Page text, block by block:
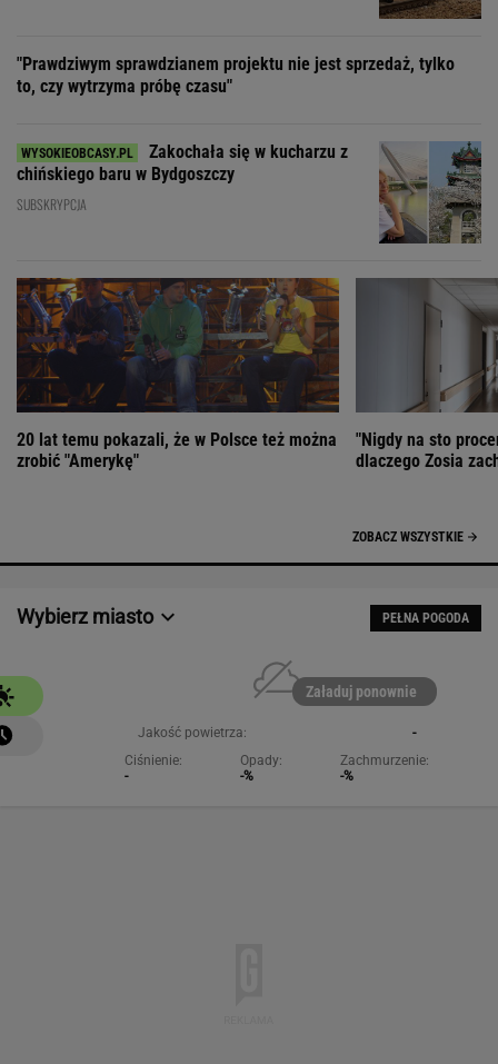
"Prawdziwym sprawdzianem projektu nie jest sprzedaż, tylko
to, czy wytrzyma próbę czasu"
Zakochała się w kucharzu z
chińskiego baru w Bydgoszczy
SUBSKRYPCJA
20 lat temu pokazali, że w Polsce też można
zrobić "Amerykę"
"Nigdy na sto
dlaczego Zosia
ZOBACZ WSZYSTKIE
Wybierz miasto PEŁNA POGODA
Załaduj ponownie
Jakość powietrza:
-
Ciśnienie:
-
Opady:
-%
Zachmurzenie:
-%